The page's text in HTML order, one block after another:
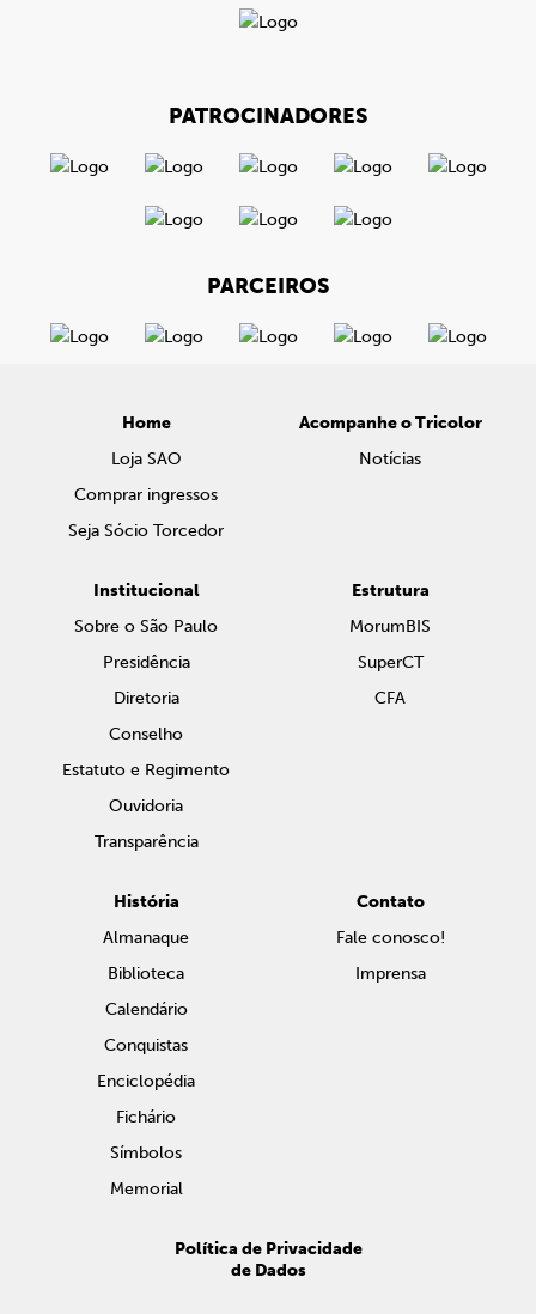
PATROCINADORES
PARCEIROS
Home
Loja SAO
Comprar ingressos
Seja Sócio Torcedor
Acompanhe o Tricolor
Notícias
Institucional
Sobre o São Paulo
Presidência
Diretoria
Conselho
Estatuto e Regimento
Ouvidoria
Transparência
Estrutura
MorumBIS
SuperCT
CFA
História
Almanaque
Biblioteca
Calendário
Conquistas
Enciclopédia
Fichário
Símbolos
Memorial
Contato
Fale conosco!
Imprensa
Política de Privacidade
de Dados